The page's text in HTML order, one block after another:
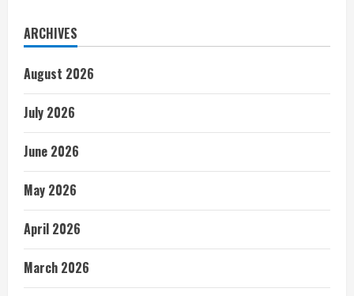
ARCHIVES
August 2026
July 2026
June 2026
May 2026
April 2026
March 2026